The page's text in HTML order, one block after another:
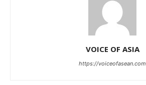
VOICE OF ASIA
https://voiceofasean.com